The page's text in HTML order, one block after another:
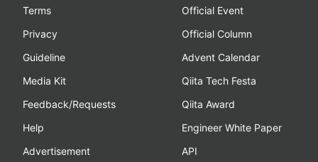
Terms
Privacy
Guideline
Media Kit
Feedback/Requests
Help
Advertisement
Official Event
Official Column
Advent Calendar
Qiita Tech Festa
Qiita Award
Engineer White Paper
API